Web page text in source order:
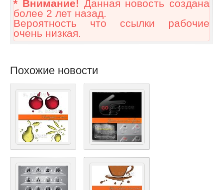
* Внимание! Данная новость создана
более 2 лет назад.
Вероятность что ссылки рабочие
очень низкая.
Похожие новости